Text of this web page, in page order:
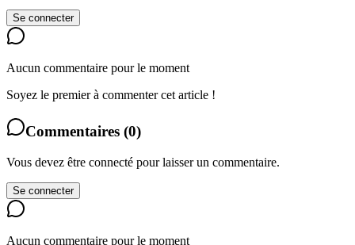
Se connecter
Aucun commentaire pour le moment
Soyez le premier à commenter cet article !
Commentaires (0)
Vous devez être connecté pour laisser un commentaire.
Se connecter
Aucun commentaire pour le moment